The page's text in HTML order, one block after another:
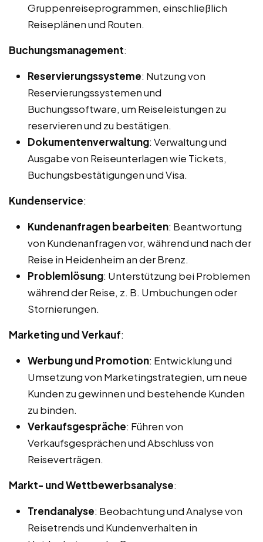
Gruppenreiseprogrammen, einschließlich
Reiseplänen und Routen.
Buchungsmanagement:
Reservierungssysteme: Nutzung von
Reservierungssystemen und
Buchungssoftware, um Reiseleistungen zu
reservieren und zu bestätigen.
Dokumentenverwaltung: Verwaltung und
Ausgabe von Reiseunterlagen wie Tickets,
Buchungsbestätigungen und Visa.
Kundenservice:
Kundenanfragen bearbeiten: Beantwortung
von Kundenanfragen vor, während und nach der
Reise in Heidenheim an der Brenz.
Problemlösung: Unterstützung bei Problemen
während der Reise, z. B. Umbuchungen oder
Stornierungen.
Marketing und Verkauf:
Werbung und Promotion: Entwicklung und
Umsetzung von Marketingstrategien, um neue
Kunden zu gewinnen und bestehende Kunden
zu binden.
Verkaufsgespräche: Führen von
Verkaufsgesprächen und Abschluss von
Reiseverträgen.
Markt- und Wettbewerbsanalyse:
Trendanalyse: Beobachtung und Analyse von
Reisetrends und Kundenverhalten in